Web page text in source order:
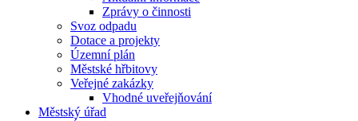
Zprávy o činnosti
Svoz odpadu
Dotace a projekty
Územní plán
Městské hřbitovy
Veřejné zakázky
Vhodné uveřejňování
Městský úřad